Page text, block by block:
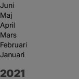
Juni
Maj
April
Mars
Februari
Januari
År:
2021